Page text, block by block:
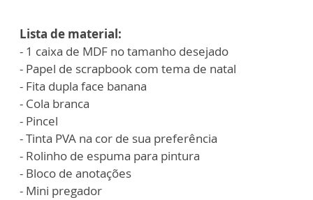
Lista de material:
- 1 caixa de MDF no tamanho desejado
- Papel de scrapbook com tema de natal
- Fita dupla face banana
- Cola branca
- Pincel
- Tinta PVA na cor de sua preferência
- Rolinho de espuma para pintura
- Bloco de anotações
- Mini pregador